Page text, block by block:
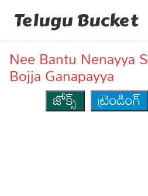
Telugu Bucket
Nee Bantu Nenayya
Bojja Ganapayya
జోక్స్
ట్రెండింగ్